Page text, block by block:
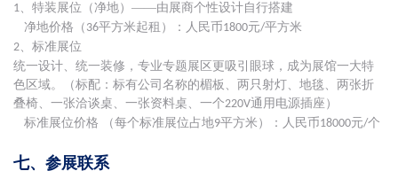
1、特装展位（净地）——由展商个性设计自行搭建
净地价格（ 36平方米起租）：人民币1800元/平方米
2、标准展位
统一设计、统一装修，专业专题展 区更吸引眼球，成为展馆一大特
色区域。（标配：标有公司名称的楣板、两只射灯、地毯、两张折
叠椅、一张洽谈桌、一张资料桌、一个220V通用电源插座）
标准展位价格
（每个标准展位占地9平方米）：人民币18000元/个
七、参展联系